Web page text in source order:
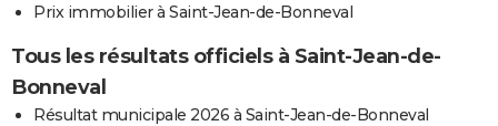
Prix immobilier à Saint-Jean-de-Bonneval
Tous les résultats officiels à Saint-Jean-de-
Bonneval
Résultat municipale 2026 à Saint-Jean-de-Bonneval